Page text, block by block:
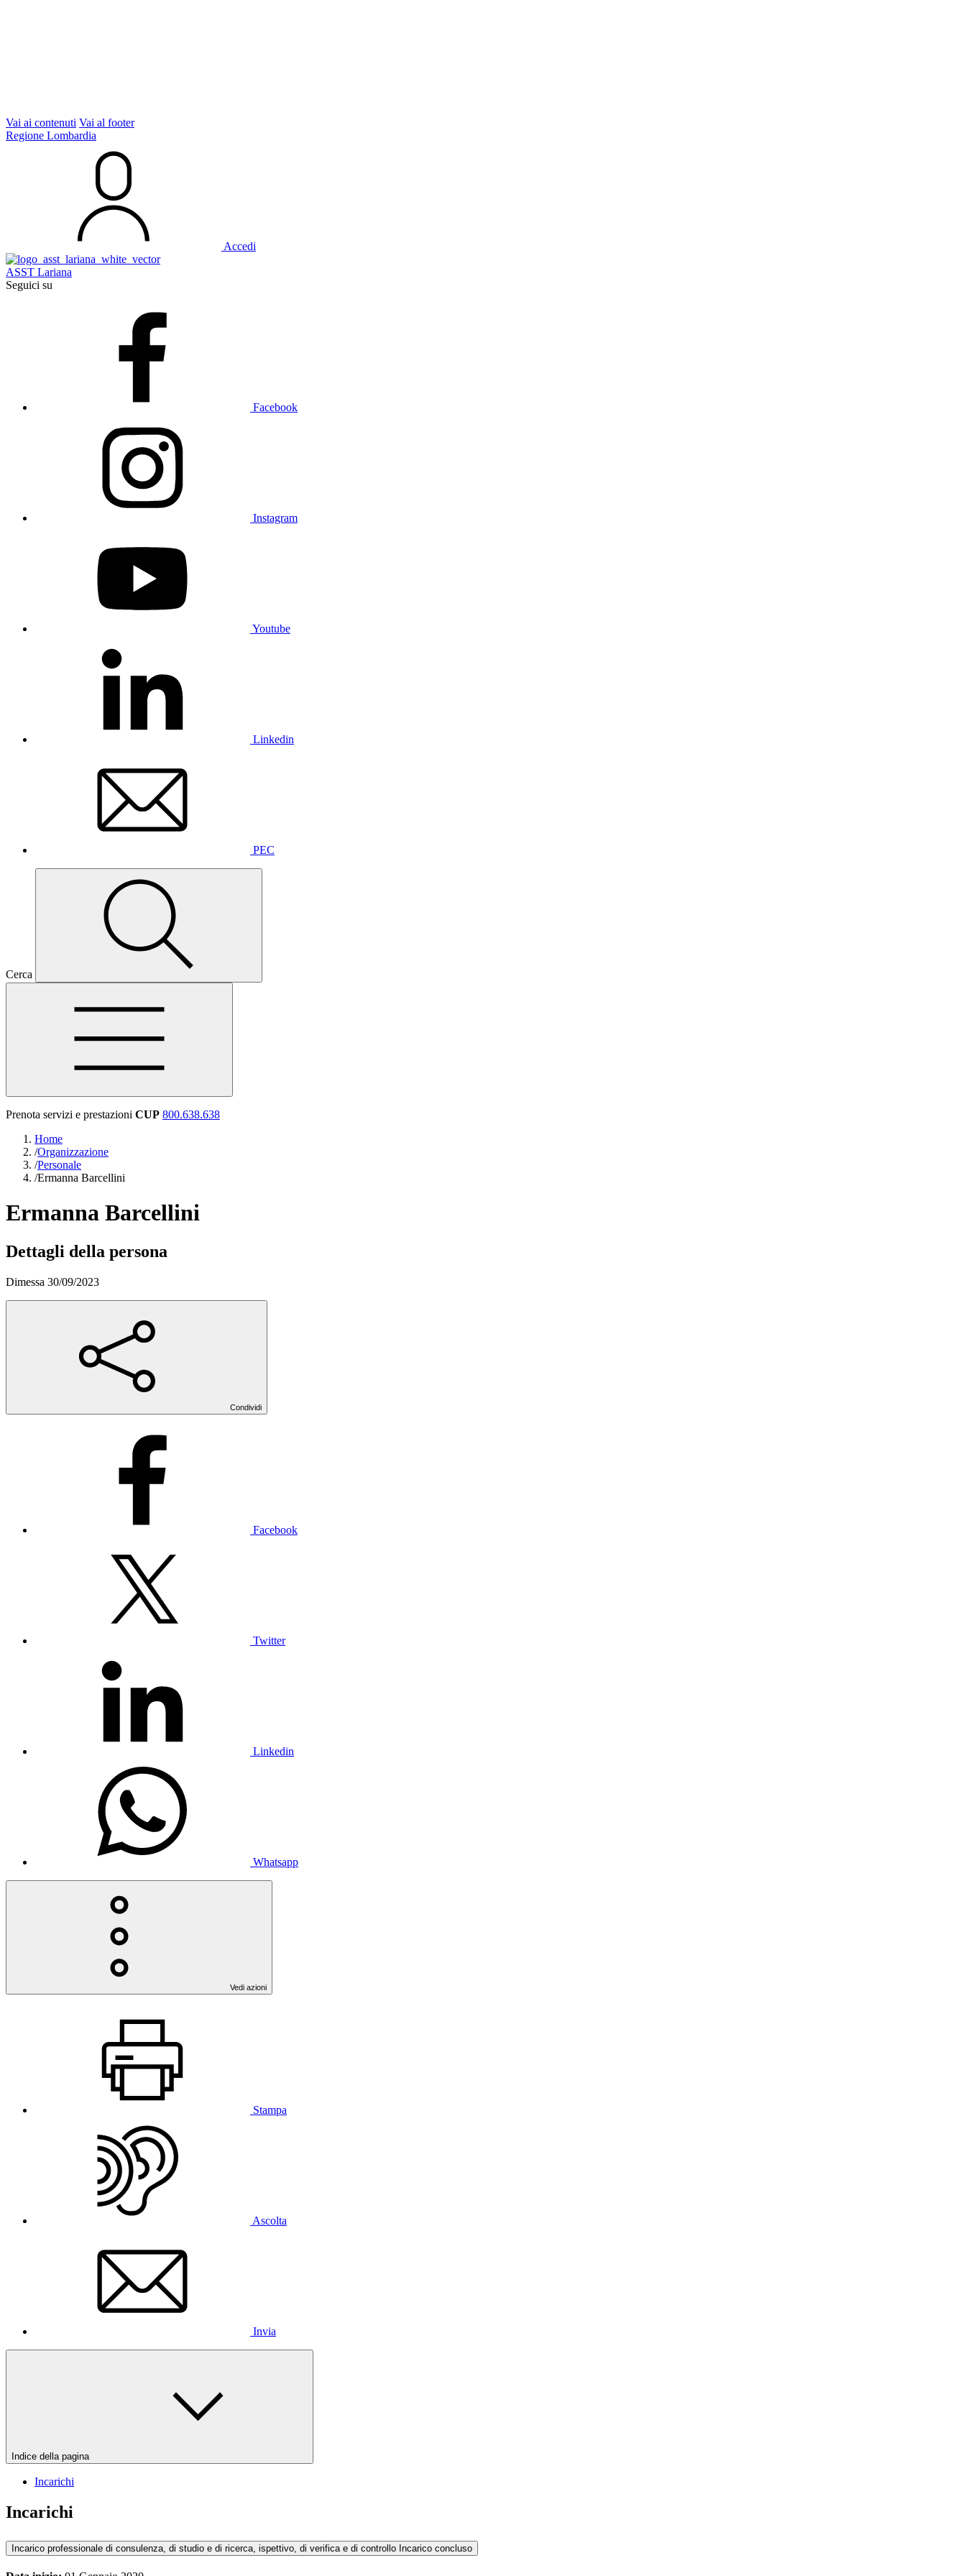
Vai ai contenuti Vai al footer
Regione Lombardia
Accedi
ASST Lariana
Seguici su
Facebook
Instagram
Youtube
Linkedin
PEC
Cerca
Prenota servizi e prestazioni CUP 800.638.638
Home
/Organizzazione
/Personale
/Ermanna Barcellini
Ermanna Barcellini
Dettagli della persona
Dimessa 30/09/2023
Condividi
Facebook
Twitter
Linkedin
Whatsapp
Vedi azioni
Stampa
Ascolta
Invia
Indice della pagina
Incarichi
Incarichi
Incarico professionale di consulenza, di studio e di ricerca, ispettivo, di verifica e di controllo Incarico concluso